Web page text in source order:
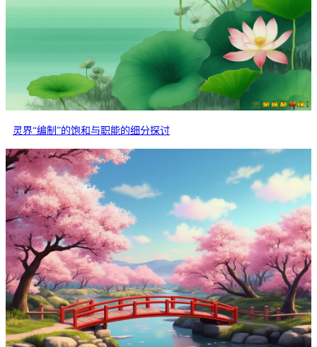
灵界“编制”的饱和与职能的细分探讨